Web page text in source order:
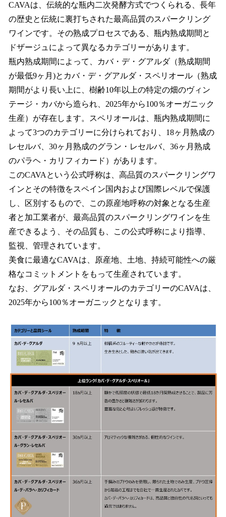
CAVAは、伝統的な瓶内二次発酵方式でつくられる、長年
の歴史と伝統に裏打ちされた最高品質のスパークリング
ワインです。その熟成プロセスである、瓶内熟成期間と
ドザージュによって異なるカテゴリーがあります。
瓶内熟成期間によって、カバ・デ・グアルダ（熟成期間
が最低9ヶ月)とカバ・デ・グアルダ・スペリオール（熟成
期間がより長い上に、樹齢10年以上の特定の畑のヴィン
テージ・カバから造られ、2025年から100％オーガニック
生産）が存在します。スペリオールは、瓶内熟成期間に
よって3つのカテゴリーに分けられており、18ヶ月熟成の
レセルバ、30ヶ月熟成のグラン・レセルバ、36ヶ月熟成
のパラヘ・カリフィカード）があります。
このCAVAという公式呼称は、高品質のスパークリングワ
インとその特徴をスペイン国内および国際レベルで保護
し、区別するもので、この原産地呼称の対象となる生産
者と加工業者が、最高品質のスパークリングワインを生
産できるよう、その品質も、この公式呼称により指導、
監視、管理されています。
美食に最適なCAVAは、原産地、土地、持続可能性への厳
格なコミットメントをもって生産されています。
なお、グアルダ・スペリオールのカテゴリーのCAVAは、
2025年から100％オーガニックとなります。